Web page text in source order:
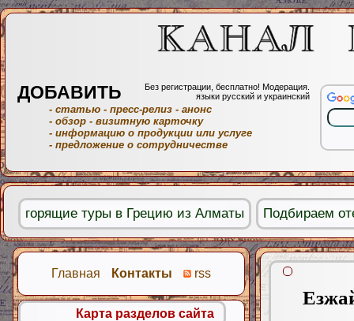
Главная Контакты rss
Карта разделов сайта
ДОБАВИТЬ
Без регистрации, бесплатно! Модерация.
языки русский и украинский
- статью - пресс-релиз - анонс
- обзор - визитную карточку
- информацию о продукции или услуге
- предложение о сотрудничестве
горящие туры в Грецию из Алматы Подбираем